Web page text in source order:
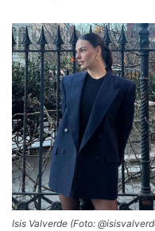
Isis Valverde (Foto: